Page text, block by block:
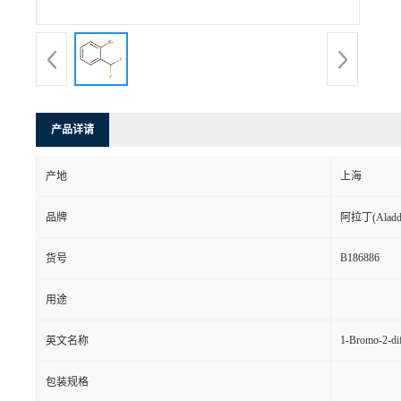
产品详请
产地 上海
品牌 阿拉丁
货号 B186886
用途
英文名称 1-Bromo-2-
包装规格